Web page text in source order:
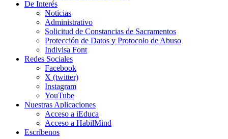
De Interés
Noticias
Administrativo
Solicitud de Constancias de Sacramentos
Protección de Datos y Protocolo de Abuso
Indivisa Font
Redes Sociales
Facebook
X (twitter)
Instagram
YouTube
Nuestras Aplicaciones
Acceso a iEduca
Acceso a HabilMind
Escríbenos